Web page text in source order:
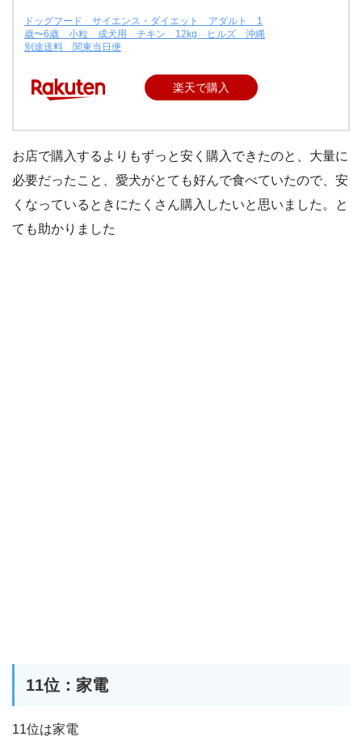
ドッグフード サイエンス・ダイエット アダルト 1
歳〜6歳 小粒 成犬用 チキン 12kg ヒルズ 沖縄
別途送料 関東当日便
楽天で購入
お店で購入するよりもずっと安く購入できたのと、大量に
必要だったこと、愛犬がとても好んで食べていたので、安
くなっているときにたくさん購入したいと思いました。と
ても助かりました
11位：家電
11位は家電